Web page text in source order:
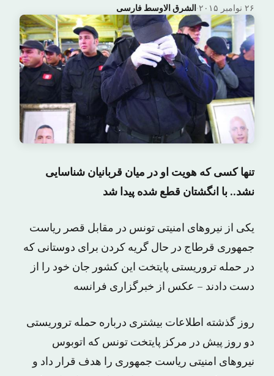
الشرق الاوسط فارسی· ۲۶ نوامبر ۲۰۱۵
تنها کسی که هویت او در میان قربانیان شناسایی
نشد.. با انگشتان قطع شده پیدا شد
یکی از نیروهای امنیتی تونس در مقابل قصر ریاست
جمهوری قرطاج در حال گریه کردن برای دوستانی که
در حمله تروریستی پایتخت این کشور جان خود را از
دست دادند – عکس از خبرگزاری فرانسه
روز گذشته اطلاعات بیشتری درباره حمله تروریستی
دو روز پیش در مرکز پایتخت تونس که اتوبوس
نیروهای امنیتی ریاست جمهوری را هدف قرار داد و